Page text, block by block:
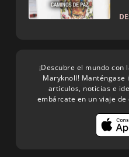
¡Descubre el mundo
Maryknoll!
artículos, noticias e
embárcate en un viaje